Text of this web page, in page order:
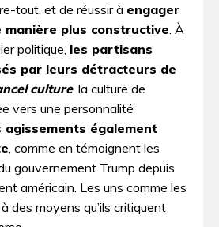
tout, et de réussir à engager
manière plus constructive . À
politique, les partisans
par leurs détracteurs de
culture, la culture de
vers une personnalité
agissements également
, comme en témoignent les
gouvernement Trump depuis
américain. Les uns comme les
des moyens qu’ils critiquent